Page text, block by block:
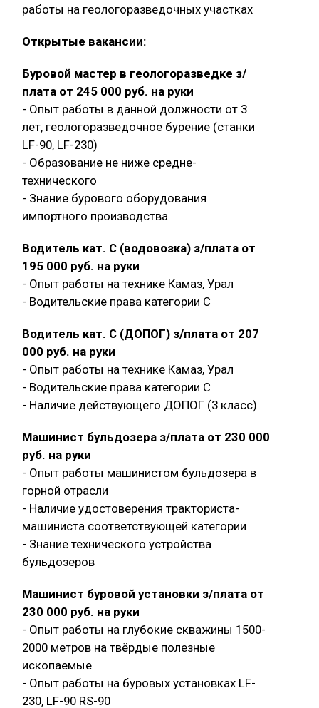
работы на геологоразведочных участках
Открытые вакансии:
Буровой мастер в геологоразведке з/
плата от 245 000 руб. на руки
- Опыт работы в данной должности от 3
лет, геологоразведочное бурение (станки
LF-90, LF-230)
- Образование не ниже средне-
технического
- Знание бурового оборудования
импортного производства
Водитель кат. С (водовозка) з/плата от
195 000 руб. на руки
- Опыт работы на технике Камаз, Урал
- Водительские права категории C
Водитель кат. С (ДОПОГ) з/плата от 207
000 руб. на руки
- Опыт работы на технике Камаз, Урал
- Водительские права категории C
- Наличие действующего ДОПОГ (3 класс)
Машинист бульдозера з/плата от 230 000
руб. на руки
- Опыт работы машинистом бульдозера в
горной отрасли
- Наличие удостоверения тракториста-
машиниста соответствующей категории
- Знание технического устройства
бульдозеров
Машинист буровой установки з/плата от
230 000 руб. на руки
- Опыт работы на глубокие скважины 1500-
2000 метров на твёрдые полезные
ископаемые
- Опыт работы на буровых установках LF-
230, LF-90 RS-90